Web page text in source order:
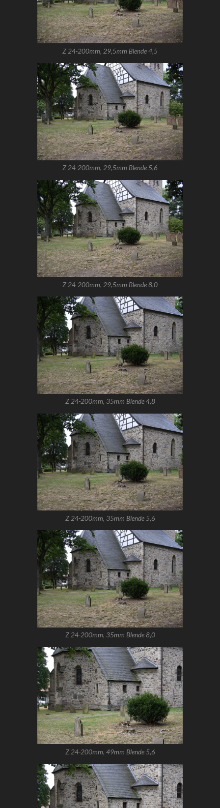
Z 24-200mm, 29,5mm Blende 4,5
Z 24-200mm, 29,5mm Blende 5,6
Z 24-200mm, 29,5mm Blende 8,0
Z 24-200mm, 35mm Blende 4,8
Z 24-200mm, 35mm Blende 5,6
Z 24-200mm, 35mm Blende 8,0
Z 24-200mm, 49mm Blende 5,6